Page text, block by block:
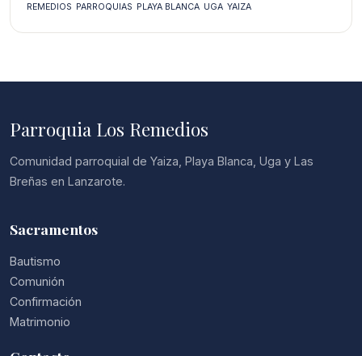
REMEDIOS PARROQUIAS PLAYA BLANCA UGA YAIZA
Parroquia Los Remedios
Comunidad parroquial de Yaiza, Playa Blanca, Uga y Las
Breñas en Lanzarote.
Sacramentos
Bautismo
Comunión
Confirmación
Matrimonio